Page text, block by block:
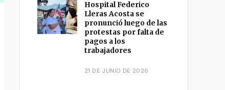
Hospital Federico
Lleras Acosta se
pronunció luego de las
protestas por falta de
pagos a los
trabajadores
21 DE JUNIO DE 2026